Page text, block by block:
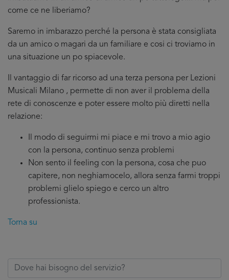
come ce ne liberiamo?
Saremo in imbarazzo perché la persona è stata consigliata
da un amico o magari da un familiare e cosi ci troviamo in
una situazione un po spiacevole.
Il vantaggio di far ricorso ad una terza persona per Lezioni
Musicali Milano , permette di non aver il problema della
rete di conoscenze e poter essere molto più diretti nella
relazione:
Il modo di seguirmi mi piace e mi trovo a mio agio
con la persona, continuo senza problemi
Non sento il feeling con la persona, cosa che puo
capitere, non neghiamocelo, allora senza farmi troppi
problemi glielo spiego e cerco un altro
professionista.
Torna su